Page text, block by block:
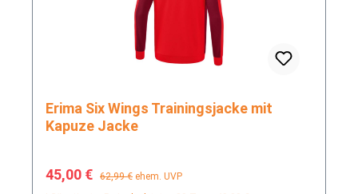
Erima Six Wings Trainingsjacke mit
Kapuze Jacke
Verkaufspreis:
45,00 € Regulärer Preis:
62,99 € ehem. UVP